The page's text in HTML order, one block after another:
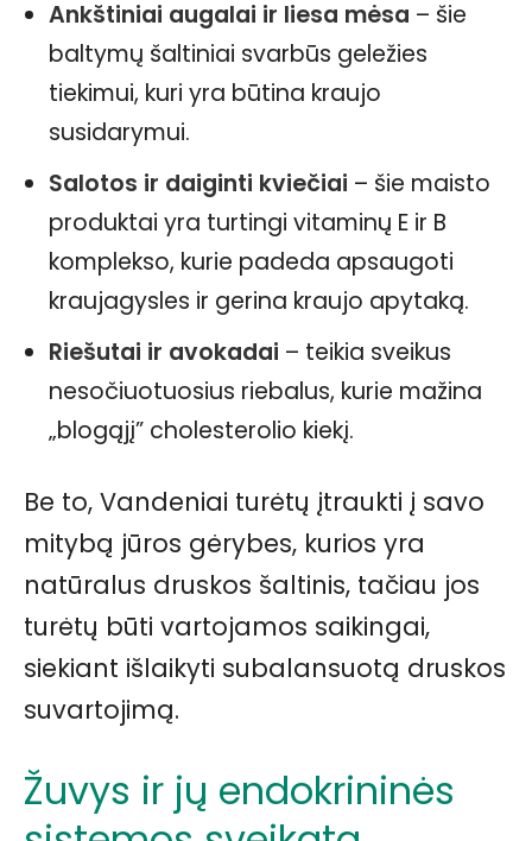
Ankštiniai augalai ir liesa mėsa – šie
baltymų šaltiniai svarbūs geležies
tiekimui, kuri yra būtina kraujo
susidarymui.
Salotos ir daiginti kviečiai – šie maisto
produktai yra turtingi vitaminų E ir B
komplekso, kurie padeda apsaugoti
kraujagysles ir gerina kraujo apytaką.
Riešutai ir avokadai – teikia sveikus
nesočiuotuosius riebalus, kurie mažina
„blogąjį” cholesterolio kiekį.
Be to, Vandeniai turėtų įtraukti į savo
mitybą jūros gėrybes, kurios yra
natūralus druskos šaltinis, tačiau jos
turėtų būti vartojamos saikingai,
siekiant išlaikyti subalansuotą druskos
suvartojimą.
Žuvys ir jų endokrininės